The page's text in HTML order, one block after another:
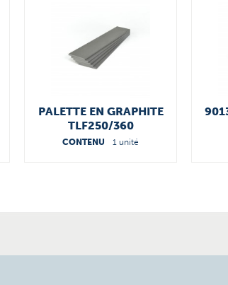
PALETTE EN GRAPHITE
TLF250/360
90136701005
CONTENU 1 unité